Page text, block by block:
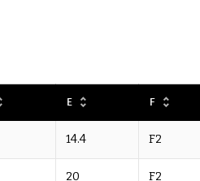
E F
14.4 F2
20 F2